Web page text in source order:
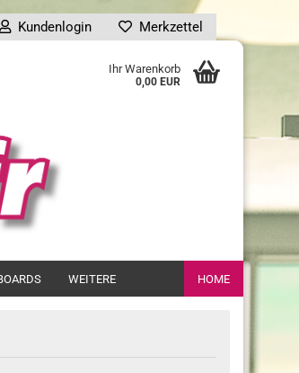
Kundenlogin Merkzettel
Ihr Warenkorb
0,00 EUR
HOME
WEITERE